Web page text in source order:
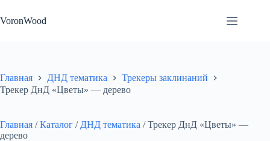
к
сути
VoronWood
Главная ДНД тематика
Трекеры заклинаний
Трекер ДнД «Цветы» — дерево
Главная / Каталог / ДНД тематика / Трекер ДнД «Цветы» —
дерево